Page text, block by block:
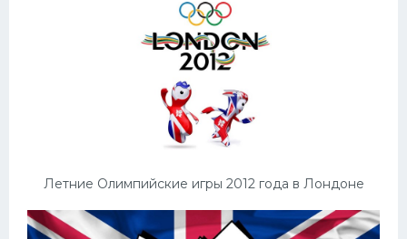
Летние Олимпийские игры 2012 года в Лондоне
Конькобежный спорт